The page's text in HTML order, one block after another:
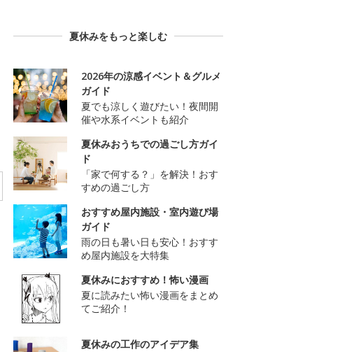
夏休みをもっと楽しむ
2026年の涼感イベント＆グルメ
ガイド
夏でも涼しく遊びたい！夜間開
催や水系イベントも紹介
夏休みおうちでの過ごし方ガイ
ド
「家で何する？」を解決！おす
すめの過ごし方
おすすめ屋内施設・室内遊び場
ガイド
雨の日も暑い日も安心！おすす
め屋内施設を大特集
夏休みにおすすめ！怖い漫画
夏に読みたい怖い漫画をまとめ
てご紹介！
夏休みの工作のアイデア集